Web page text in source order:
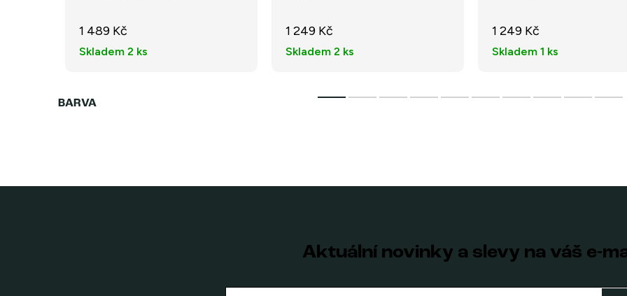
1 489 Kč
Skladem 2 ks
1 249 Kč
Skladem 2 ks
1 249 Kč
Skladem 1 ks
Aktuální novinky a slevy na váš e-